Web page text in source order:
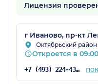
Лицензия
г Иваново, пр-кт
Октябрьский район
Откроется в 09:00
+7 (493) 224-43-15